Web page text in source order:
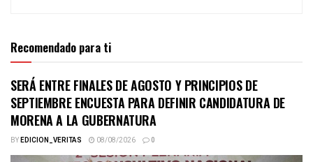
Recomendado para ti
SERÁ ENTRE FINALES DE AGOSTO Y PRINCIPIOS DE
SEPTIEMBRE ENCUESTA PARA DEFINIR CANDIDATURA DE
MORENA A LA GUBERNATURA
BYEDICION_VERITAS 08/08/2026 0